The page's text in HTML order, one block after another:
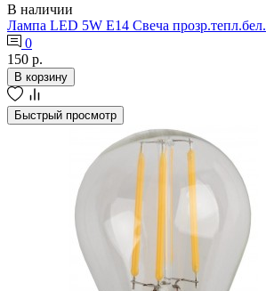
В наличии
Лампа LED 5W E14 Свеча прозр.тепл.бел.
0
150 р.
В корзину
Быстрый просмотр